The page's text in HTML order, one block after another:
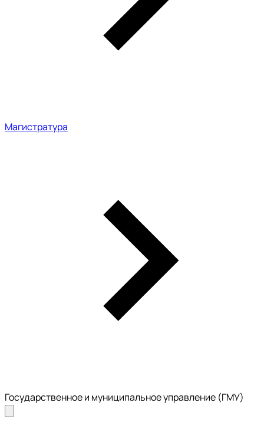
Магистратура
Государственное и муниципальное управление (ГМУ)